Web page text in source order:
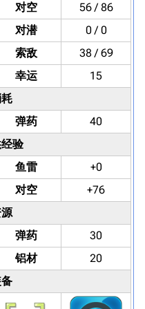
对空
56 / 86
对潜
0 / 0
索敌
38 / 69
幸运
15
弹药
40
验
鱼雷
+0
对空
+76
弹药
30
铝材
20